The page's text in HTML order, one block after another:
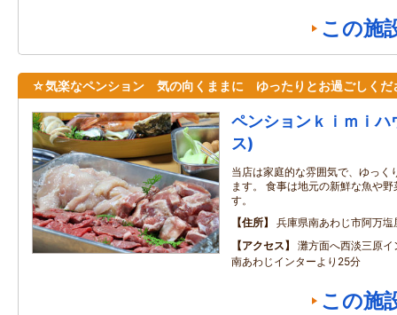
この施
☆気楽なペンション 気の向くままに ゆったりとお過ごしくだ
ペンションｋｉｍｉ
ス)
当店は家庭的な雰囲気で、ゆっく
ます。 食事は地元の新鮮な魚や
す。
住所
兵庫県南あわじ市阿万塩
アクセス
灘方面へ西淡三原
南あわじインターより25分
この施